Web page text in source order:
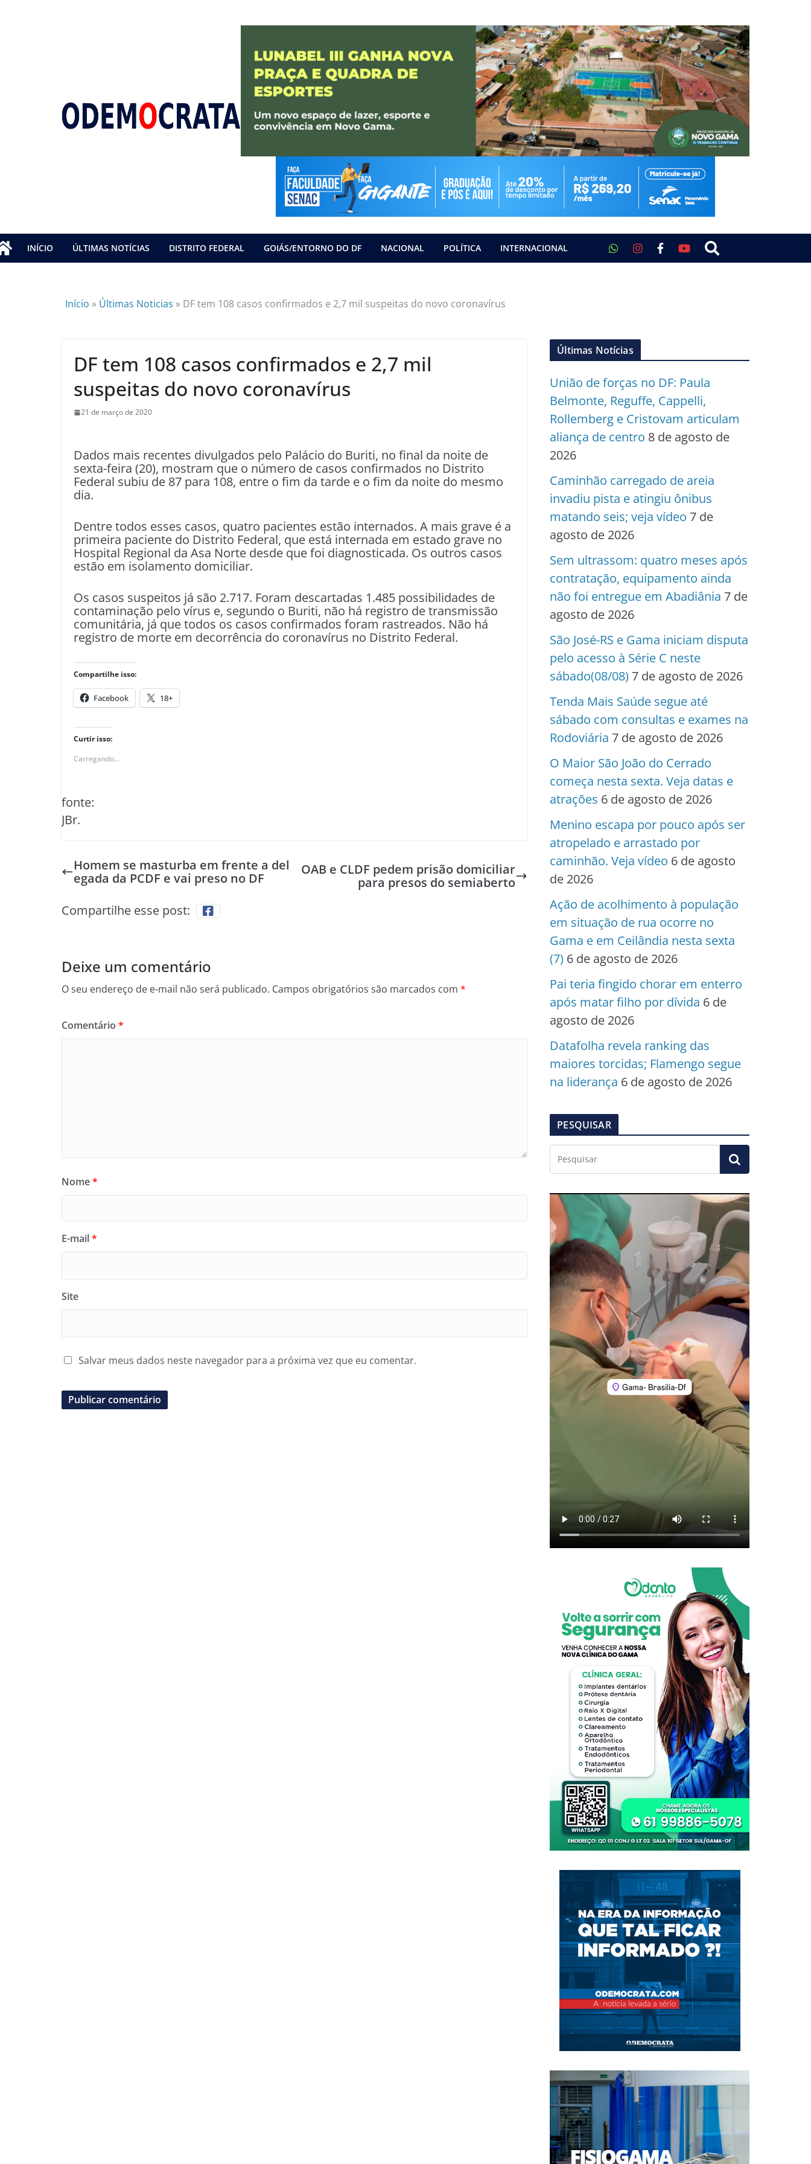
INÍCIO ÚLTIMAS NOTÍCIAS DISTRITO FEDERAL GOIÁS/ENTORNO DO DF NACIONAL POLÍTICA INTERNACIONAL
Início » Últimas Noticias » DF tem 108 casos confirmados e 2,7 mil suspeitas do novo coronavírus
DF tem 108 casos confirmados e 2,7 mil
suspeitas do novo coronavírus
21 de março de 2020
Dados mais recentes divulgados pelo Palácio do Buriti, no final da noite de
sexta-feira (20), mostram que o número de casos confirmados no Distrito
Federal subiu de 87 para 108, entre o fim da tarde e o fim da noite do mesmo
dia.
Dentre todos esses casos, quatro pacientes estão internados. A mais grave é a
primeira paciente do Distrito Federal, que está internada em estado grave no
Hospital Regional da Asa Norte desde que foi diagnosticada. Os outros casos
estão em isolamento domiciliar.
Os casos suspeitos já são 2.717. Foram descartadas 1.485 possibilidades de
contaminação pelo vírus e, segundo o Buriti, não há registro de transmissão
comunitária, já que todos os casos confirmados foram rastreados. Não há
registro de morte em decorrência do coronavírus no Distrito Federal.
Compartilhe isso:
Facebook 18+
Curtir isso:
Carregando...
fonte:
JBr.
Homem se masturba em frente a del
egada da PCDF e vai preso no DF
OAB e CLDF pedem prisão domiciliar
para presos do semiaberto
Compartilhe esse post:
Deixe um comentário
O seu endereço de e-mail não será publicado. Campos obrigatórios são marcados com *
Comentário *
Nome*
E-mail*
Site
Salvar meus dados neste navegador para a próxima vez que eu comentar.
Últimas Notícias
União de forças no DF: Paula
Belmonte, Reguffe, Cappelli,
Rollemberg e Cristovam articulam
aliança de centro 8 de agosto de
2026
Caminhão carregado de areia
invadiu pista e atingiu ônibus
matando seis; veja vídeo 7 de
agosto de 2026
Sem ultrassom: quatro meses após
contratação, equipamento ainda
não foi entregue em Abadiânia 7 de
agosto de 2026
São José-RS e Gama iniciam disputa
pelo acesso à Série C neste
sábado(08/08) 7 de agosto de 2026
Tenda Mais Saúde segue até
sábado com consultas e exames na
Rodoviária 7 de agosto de 2026
O Maior São João do Cerrado
começa nesta sexta. Veja datas e
atrações 6 de agosto de 2026
Menino escapa por pouco após ser
atropelado e arrastado por
caminhão. Veja vídeo 6 de agosto
de 2026
Ação de acolhimento à população
em situação de rua ocorre no
Gama e em Ceilândia nesta sexta
(7) 6 de agosto de 2026
Pai teria fingido chorar em enterro
após matar filho por dívida 6 de
agosto de 2026
Datafolha revela ranking das
maiores torcidas; Flamengo segue
na liderança 6 de agosto de 2026
PESQUISAR